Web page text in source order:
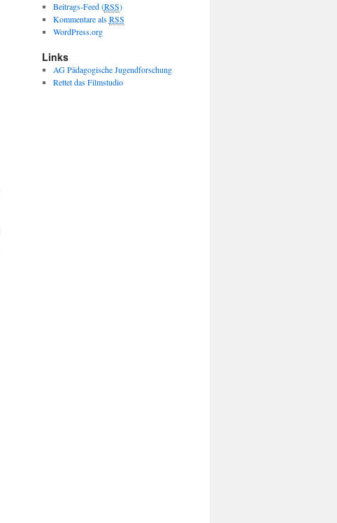
Beitrags-Feed (RSS)
Kommentare alsRSS
WordPress.org
Links
AG Pädagogische Jugendforschung
Rettet das Filmstudio